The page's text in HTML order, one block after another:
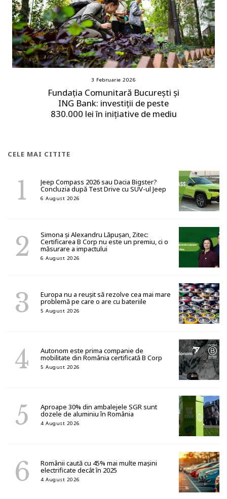
3 Februarie 2026
Fundația Comunitară București și
ING Bank: investiții de peste
830.000 lei în inițiative de mediu
CELE MAI CITITE
Jeep Compass 2026 sau Dacia Bigster?
Concluzia după Test Drive cu SUV-ul Jeep
6 August 2026
Simona și Alexandru Lăpușan, Zitec:
Certificarea B Corp nu este un premiu, ci o
măsurare a impactului
6 August 2026
Europa nu a reușit să rezolve cea mai mare
problemă pe care o are cu bateriile
5 August 2026
Autonom este prima companie de
mobilitate din România certificată B Corp
5 August 2026
Aproape 30% din ambalejele SGR sunt
dozele de aluminiu în România
4 August 2026
Românii caută cu 45% mai multe mașini
electrificate decât în 2025
4 August 2026